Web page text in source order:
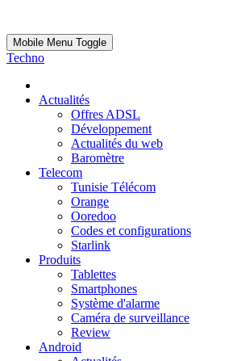
Mobile Menu Toggle
Techno
Actualités
Offres ADSL
Développement
Actualités du web
Baromètre
Telecom
Tunisie Télécom
Orange
Ooredoo
Codes et configurations
Starlink
Produits
Tablettes
Smartphones
Système d'alarme
Caméra de surveillance
Review
Android